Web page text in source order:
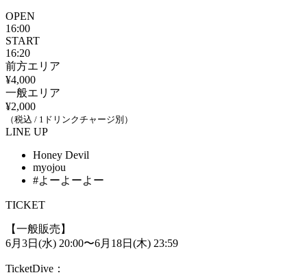
OPEN
16:00
START
16:20
前方エリア
¥4,000
一般エリア
¥2,000
（税込 / 1ドリンクチャージ別）
LINE UP
Honey Devil
myojou
#よーよーよー
TICKET
【一般販売】
6月3日(水) 20:00〜6月18日(木) 23:59
TicketDive：